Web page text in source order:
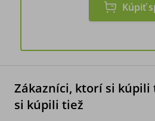
Kúpiť
Zákazníci, ktorí si
si kúpili tiež